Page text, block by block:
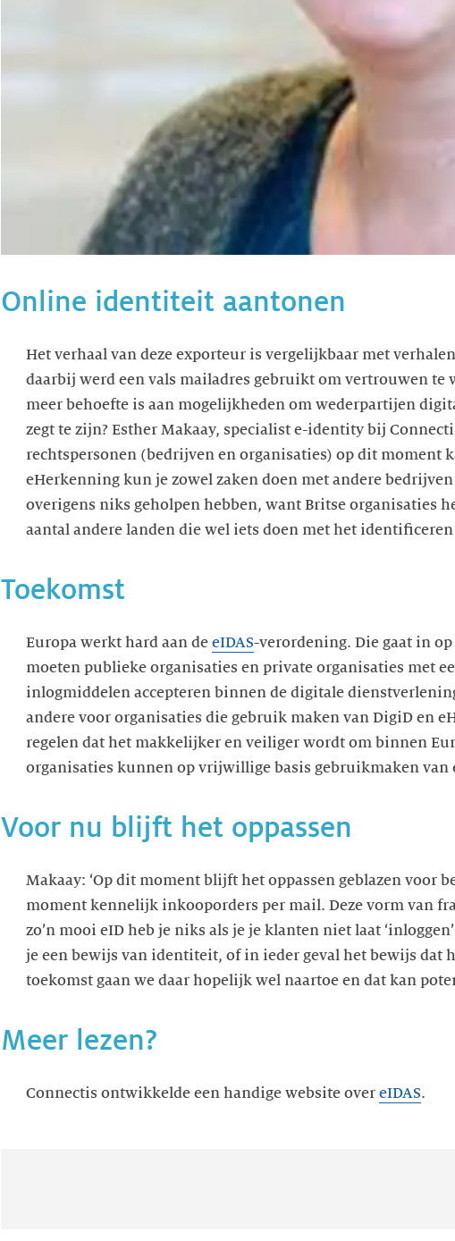
Online identiteit aantonen
Het verhaal van deze exporteur is vergelijkbaar met
daarbij werd een vals mailadres gebruikt om vertrouwen te
meer behoefte is aan mogelijkheden om wederpartijen
zegt te zijn? Esther Makaay, specialist e-identity bij
rechtspersonen (bedrijven en organisaties) op dit moment
eHerkenning kun je zowel zaken doen met andere
overigens niks geholpen hebben, want Britse organisaties
aantal andere landen die wel iets doen met het identificeren
Toekomst
Europa werkt hard aan de eIDAS-verordening. Die gaat in
moeten publieke organisaties en private organisaties met
inlogmiddelen accepteren binnen de digitale
andere voor organisaties die gebruik maken van DigiD en
regelen dat het makkelijker en veiliger wordt om binnen
organisaties kunnen op vrijwillige basis gebruikmaken van
Voor nu blijft het oppassen
Makaay: ‘Op dit moment blijft het oppassen geblazen voor
moment kennelijk inkooporders per mail. Deze vorm van
zo’n mooi eID heb je niks als je je klanten niet laat
je een bewijs van identiteit, of in ieder geval het bewijs dat
toekomst gaan we daar hopelijk wel naartoe en dat kan
Meer lezen?
Connectis ontwikkelde een handige website over eIDAS.